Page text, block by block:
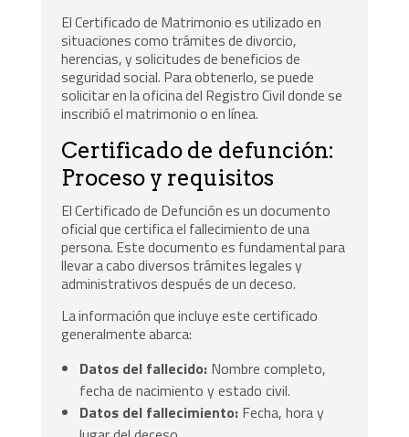
El Certificado de Matrimonio es utilizado en
situaciones como trámites de divorcio,
herencias, y solicitudes de beneficios de
seguridad social. Para obtenerlo, se puede
solicitar en la oficina del Registro Civil donde se
inscribió el matrimonio o en línea.
Certificado de defunción:
Proceso y requisitos
El Certificado de Defunción es un documento
oficial que certifica el fallecimiento de una
persona. Este documento es fundamental para
llevar a cabo diversos trámites legales y
administrativos después de un deceso.
La información que incluye este certificado
generalmente abarca:
Datos del fallecido: Nombre completo,
fecha de nacimiento y estado civil.
Datos del fallecimiento: Fecha, hora y